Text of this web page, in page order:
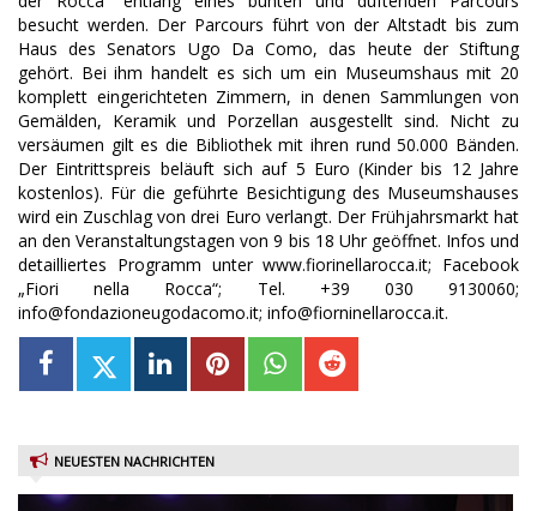
besucht werden. Der Parcours führt von der Altstadt bis zum
Haus des Senators Ugo Da Como, das heute der Stiftung
gehört. Bei ihm handelt es sich um ein Museumshaus mit 20
komplett eingerichteten Zimmern, in denen Sammlungen von
Gemälden, Keramik und Porzellan ausgestellt sind. Nicht zu
versäumen gilt es die Bibliothek mit ihren rund 50.000 Bänden.
Der Eintrittspreis beläuft sich auf 5 Euro (Kinder bis 12 Jahre
kostenlos). Für die geführte Besichtigung des Museumshauses
wird ein Zuschlag von drei Euro verlangt. Der Frühjahrsmarkt hat
an den Veranstaltungstagen von 9 bis 18 Uhr geöffnet. Infos und
detailliertes Programm unter www.fiorinellarocca.it; Facebook
„Fiori nella Rocca“; Tel. +39 030 9130060;
info@fondazioneugodacomo.it; info@fiorninellarocca.it.
NEUESTEN NACHRICHTEN